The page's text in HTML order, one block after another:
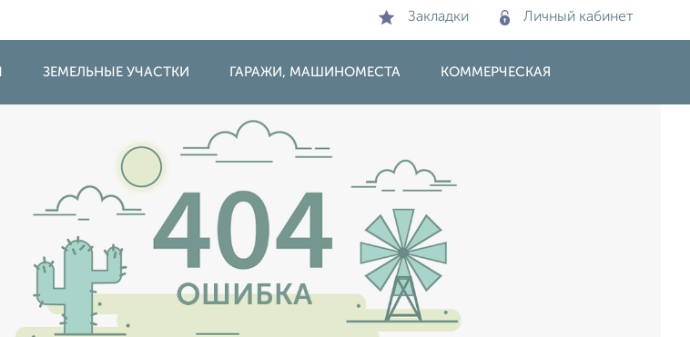
Закладки Личный кабинет
ЗЕМЕЛЬНЫЕ УЧАСТКИ ГАРАЖИ, МАШИНОМЕСТА КОММЕРЧЕСКАЯ